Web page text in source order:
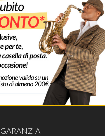
GARANZIA